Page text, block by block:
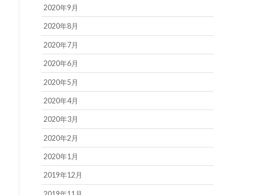
2020年9月
2020年8月
2020年7月
2020年6月
2020年5月
2020年4月
2020年3月
2020年2月
2020年1月
2019年12月